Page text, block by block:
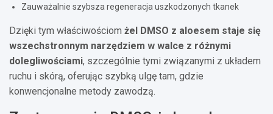
Zauważalnie szybsza regeneracja uszkodzonych tkanek
Dzięki tym właściwościom żel DMSO z aloesem staje się
wszechstronnym narzędziem w walce z różnymi
dolegliwościami, szczególnie tymi związanymi z układem
ruchu i skórą, oferując szybką ulgę tam, gdzie
konwencjonalne metody zawodzą.